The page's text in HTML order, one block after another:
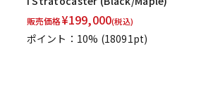
販売価格¥199,000(税込)
ポイント：10% (18091pt)